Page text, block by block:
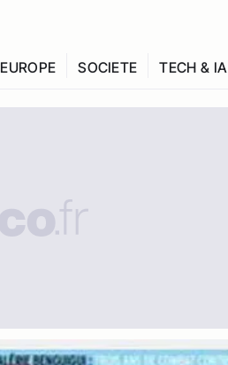
EUROPE SOCIETE TECH & IA